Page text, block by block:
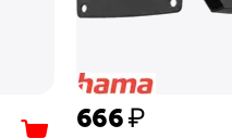
‍666‍₽